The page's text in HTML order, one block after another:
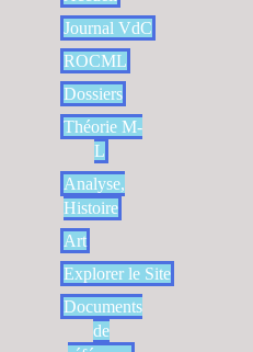
Journal VdC
ROCML
Dossiers
Théorie M-
L
Analyse,
Histoire
Art
Explorer le Site
Documents
de